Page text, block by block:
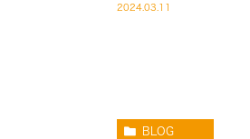
2024.03.11
BLOG